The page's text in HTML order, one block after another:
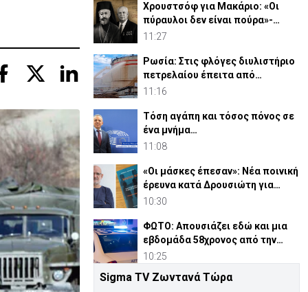
Χρουστσόφ για Μακάριο: «Οι
πύραυλοι δεν είναι πούρα»-
Αποκαλυπτικο έγγραφο 1964
11:27
Ρωσία: Στις φλόγες διυλιστήριο
πετρελαίου έπειτα από
ουκρανική επίθεση
11:16
Τόση αγάπη και τόσος πόνος σε
ένα μνήμα…
11:08
«Οι μάσκες έπεσαν»: Νέα ποινική
έρευνα κατά Δρουσιώτη για
«Κράτος Μαφία»
10:30
ΦΩΤΟ: Απουσιάζει εδώ και μια
εβδομάδα 58χρονος από την
οικία του στη Λευκωσία
10:25
Απόπειρα φόνου σε μοναστήρι:
Sigma TV Ζωντανά Τώρα